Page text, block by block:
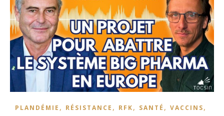
PLANDÉMIE , RÉSISTANCE , RFK, SANTÉ , VACCINS,